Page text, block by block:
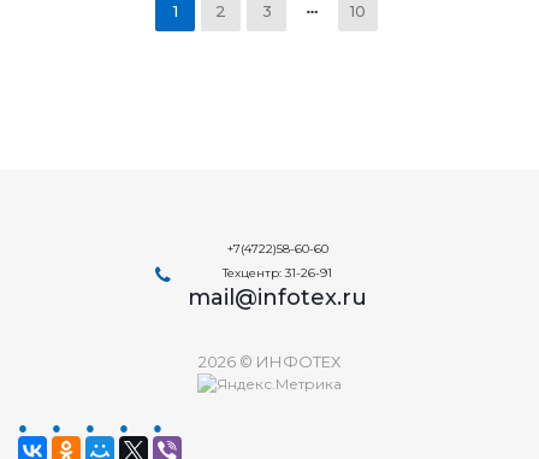
1 2 3 10
+7(4722)58-60-60
Техцентр: 31-26-91
mail@infotex.ru
2026 © ИНФОТЕХ